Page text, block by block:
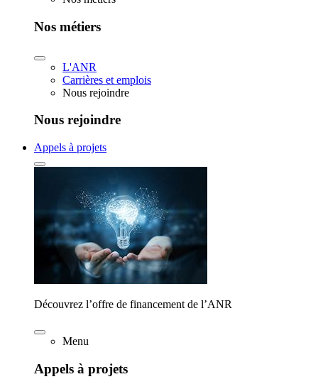
Nos métiers
L'ANR
Carrières et emplois
Nous rejoindre
Nous rejoindre
Appels à projets
Découvrez l’offre de financement de l’ANR
Menu
Appels à projets